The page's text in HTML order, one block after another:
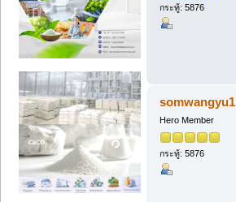
กระทู้: 5876
somwangyu1
Hero Member
กระทู้: 5876